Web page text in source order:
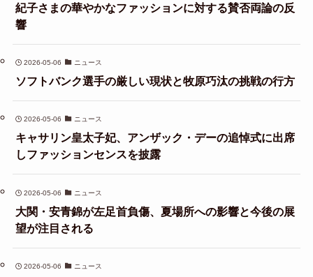
紀子さまの華やかなファッションに対する賛否両論の反
響
2026-05-06 ニュース
ソフトバンク選手の厳しい現状と牧原巧汰の挑戦の行方
2026-05-06 ニュース
キャサリン皇太子妃、アンザック・デーの追悼式に出席
しファッションセンスを披露
2026-05-06 ニュース
大関・安青錦が左足首負傷、夏場所への影響と今後の展
望が注目される
2026-05-06 ニュース